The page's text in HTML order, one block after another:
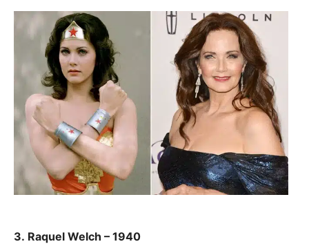
3. Raquel Welch – 1940